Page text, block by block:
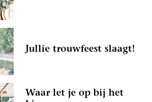
Jullie trouwfeest slaagt!
Waar let je op bij het